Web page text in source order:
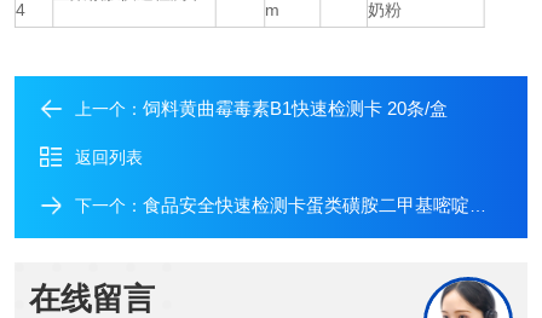
4
m
奶粉
上一个： 饲料黄曲霉毒素B1快速检测卡 20条/盒
返回列表
下一个： 食品安全快速检测卡蛋类磺胺二甲基嘧啶快速检测卡 20条/盒
在线留言